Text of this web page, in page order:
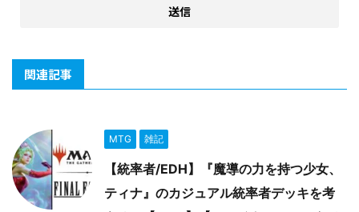
関連記事
MTG 雑記
【統率者/EDH】『魔導の力を持つ少女、
ティナ』のカジュアル統率者デッキを考